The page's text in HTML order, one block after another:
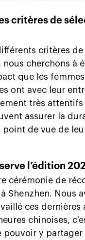
critères de
critères de
nous cherchons à
que les femmes
ont avec leur
très attentifs
assurer la
point de vue de
l’édition
cérémonie de
Shenzhen. Nous
ces dernières
chinoises,
pouvoir y partager